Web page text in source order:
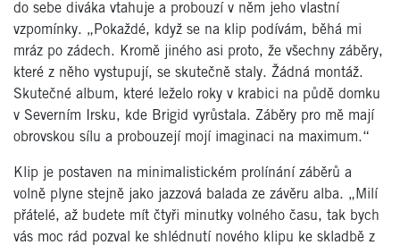
do sebe diváka vtahuje a probouzí v něm jeho vlastní
vzpomínky. „Pokaždé, když se na klip podívám, běhá mi
mráz po zádech. Kromě jiného asi proto, že všechny záběry,
které z něho vystupují, se skutečně staly. Žádná montáž.
Skutečné album, které leželo roky v krabici na půdě domku
v Severním Irsku, kde Brigid vyrůstala. Záběry pro mě mají
obrovskou sílu a probouzejí mojí imaginaci na maximum.“
Klip je postaven na minimalistickém prolínání záběrů a
volně plyne stejně jako jazzová balada ze závěru alba. „Milí
přátelé, až budete mít čtyři minutky volného času, tak bych
vás moc rád pozval ke shlédnutí nového klipu ke skladbě z